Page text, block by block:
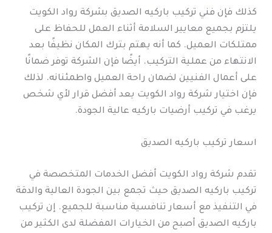
كذلك فإن فني تركيب باركيه الصديق بشركة رواد الكويت
يلتزم بجميع معايير السلامة أثناء العمل للحفاظ على
ممتلكات العميل. كما أنه يهتم بترك المكان نظيفًا بعد
الانتهاء من عملية التركيب. أيضًا فإن الشركة توفر ضمانًا
على أعمال الفنيين لضمان راحة العميل واطمئنانه. لذلك
فإن اختيار شركة رواد الكويت يعد أفضل قرار لأي شخص
يرغب في تركيب أرضيات باركيه عالية الجودة.
اسعار تركيب باركيه الصديق
تقدم شركة رواد الكويت أفضل الخدمات المتخصصة في
تركيب باركيه الصديق حيث تجمع بين الجودة العالية والدقة
في التنفيذ مع أسعار تنافسية مناسبة للجميع. إن تركيب
باركيه الصديق أصبح من الخيارات المفضلة لدى الكثير من